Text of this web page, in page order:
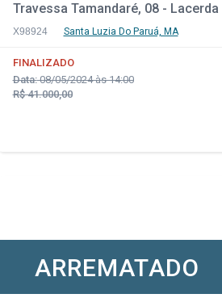
Travessa Tamandaré, 08 - Lacerda
X98924 Santa Luzia Do Paruá, MA
FINALIZADO
Data:08/05/2024 às 14:00
R$ 41.000,00
ARREMATADO